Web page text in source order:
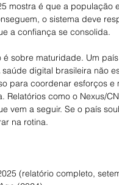
mostra é que a
o sistema deve
a confiança se consolida.
é sobre maturidade. Um
digital brasileira não
para coordenar esforços
Relatórios como o Nexus/
vem a seguir. Se o país
na rotina.
(relatório completo,